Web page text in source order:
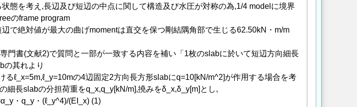
態を考え,長辺及び短辺の中点に関して構造及び水圧が対称の為,1/4 modelに境界
のframe program
で絶対値が最大の曲げmomentは直交を保つ剛結隅角部で生じる62.50kN・m/m
門書(文献2)で質問と一部が一致する内容を補い「1枚のslabに於いて短辺方向細長
の其れより
るℓ_x=5m,ℓ_y=10mの4辺固定2方向長方形slabにq=10[kN/m^2]が作用する場合を考
細長slabの分担荷重をq_x,q_y[kN/m],撓みをδ_x,δ_y[m]とし,
・q_y・(ℓ_y^4)/(EI_x) (1)